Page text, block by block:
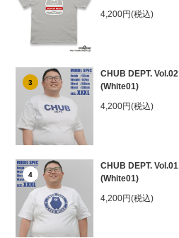
4,200円(税込)
3
CHUB DEPT. Vol.02
(White01)
4,200円(税込)
4
CHUB DEPT. Vol.01
(White01)
4,200円(税込)